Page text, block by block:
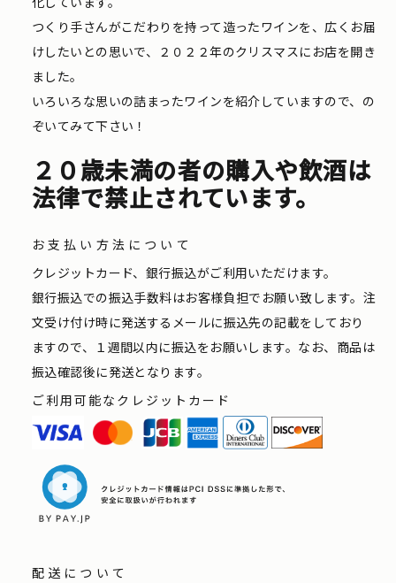
つくり手さんがこだわりを持って造ったワインを、広くお届
けしたいとの思いで、２０２２年のクリスマスにお店を開き
ました。
いろいろな思いの詰まったワインを紹介していますので、の
ぞいてみて下さい！
２０歳未満の者の購入や飲酒は
法律で禁止されています。
お支払い方法について
クレジットカード、銀行振込がご利用いただけます。
銀行振込での振込手数料はお客様負担でお願い致します。注
文受け付け時に発送するメールに振込先の記載をしており
ますので、１週間以内に振込をお願いします。なお、商品は
振込確認後に発送となります。
ご利用可能なクレジットカード
配送について